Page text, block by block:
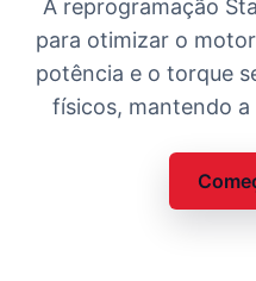
A reprogramação
para otimizar o
potência e o torque
físicos, mantendo